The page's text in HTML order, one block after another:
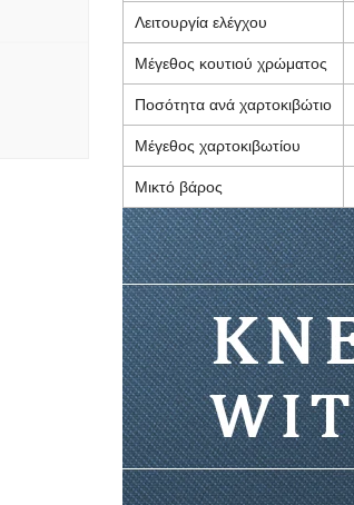
Λειτουργία ελέγχου
Μέγεθος κουτιού χρώματος
Ποσότητα ανά χαρτοκιβώτιο
Μέγεθος χαρτοκιβωτίου
Μικτό βάρος